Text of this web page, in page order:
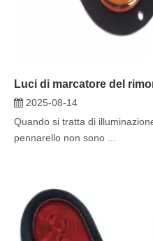
2025-08-14
Quando si tratta di
pennarello non sono ...